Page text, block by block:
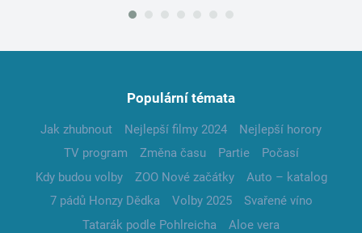
Populární témata
Jak zhubnout Nejlepší filmy 2024
Nejlepší horory
TV program
Změna času Partie
Počasí
Kdy budou volby
ZOO Nové začátky
Auto – katalog
7 pádů Honzy Dědka
Volby 2025
Svařené víno
Tatarák podle Pohlreicha
Aloe vera